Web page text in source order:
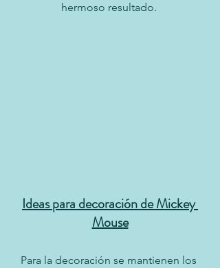
hermoso resultado.
Ideas para decoración de Mickey
Mouse
Para la decoración se mantienen los